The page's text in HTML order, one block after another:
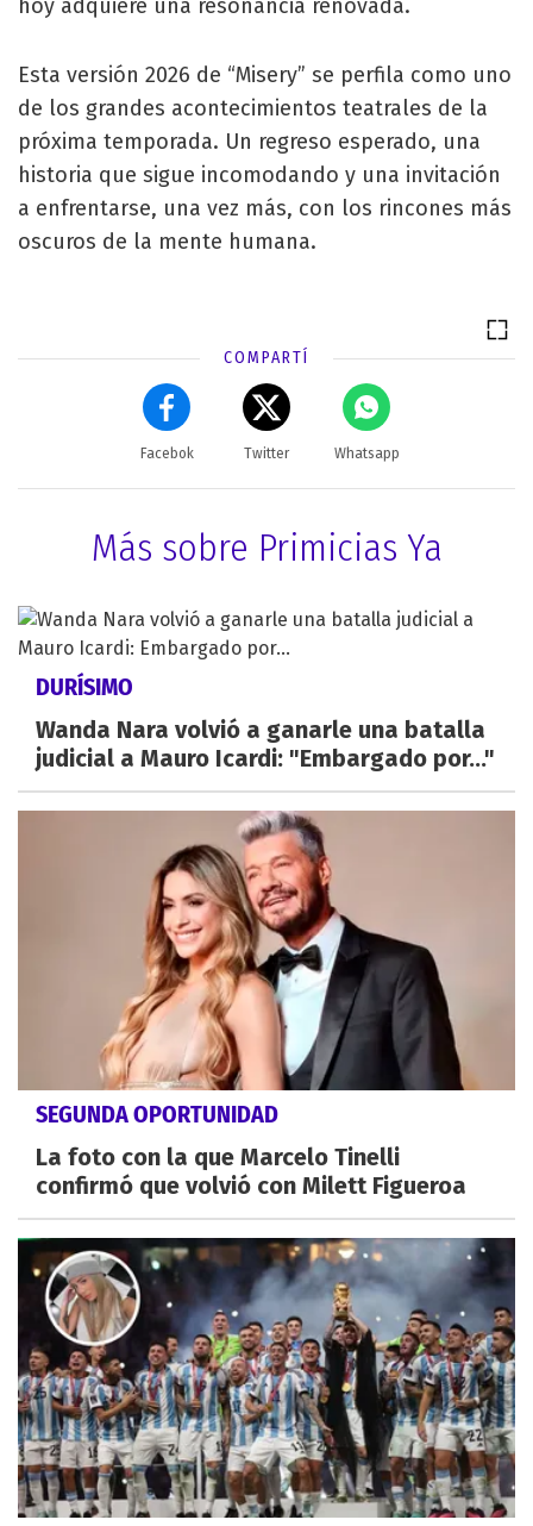
hoy adquiere una resonancia renovada.
Esta versión 2026 de “Misery” se perfila como uno
de los grandes acontecimientos teatrales de la
próxima temporada. Un regreso esperado, una
historia que sigue incomodando y una invitación
a enfrentarse, una vez más, con los rincones más
oscuros de la mente humana.
COMPARTÍ
Facebok Twitter Whatsapp
Más sobre Primicias Ya
DURÍSIMO
Wanda Nara volvió a ganarle una batalla
judicial a Mauro Icardi: "Embargado por..."
SEGUNDA OPORTUNIDAD
La foto con la que Marcelo Tinelli
confirmó que volvió con Milett Figueroa